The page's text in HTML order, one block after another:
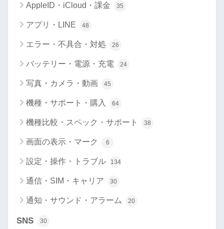
AppleID・iCloud・課金 35
アプリ・LINE 48
エラー・不具合・対処 26
バッテリー・電源・充電 24
写真・カメラ・動画 45
機種・サポート・購入 64
機種比較・スペック・サポート 38
画面の表示・マーク 6
設定・操作・トラブル 134
通信・SIM・キャリア 30
通知・サウンド・アラーム 20
SNS 30